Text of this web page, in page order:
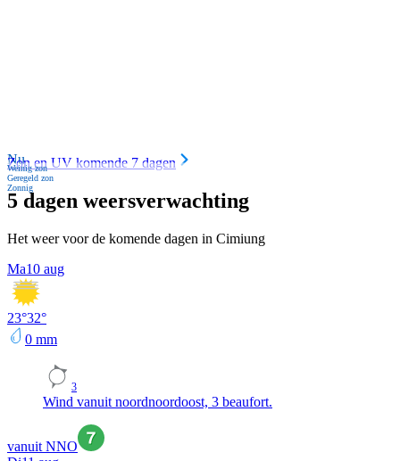
Nu
Weinig zon
Geregeld zon
Zonnig
Zon en UV komende 7 dagen
5 dagen weersverwachting
Het weer voor de komende dagen in Cimiung
Ma10 aug
23°32°
0 mm
3
Wind vanuit noordnoordoost, 3 beaufort.
vanuit NNO